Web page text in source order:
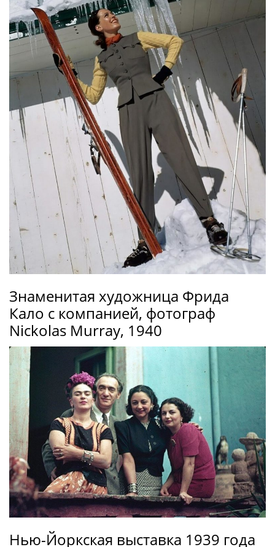
Знаменитая художница Фрида
Кало с компанией, фотограф
Nickolas Murray, 1940
Нью-Йоркская выставка 1939 года